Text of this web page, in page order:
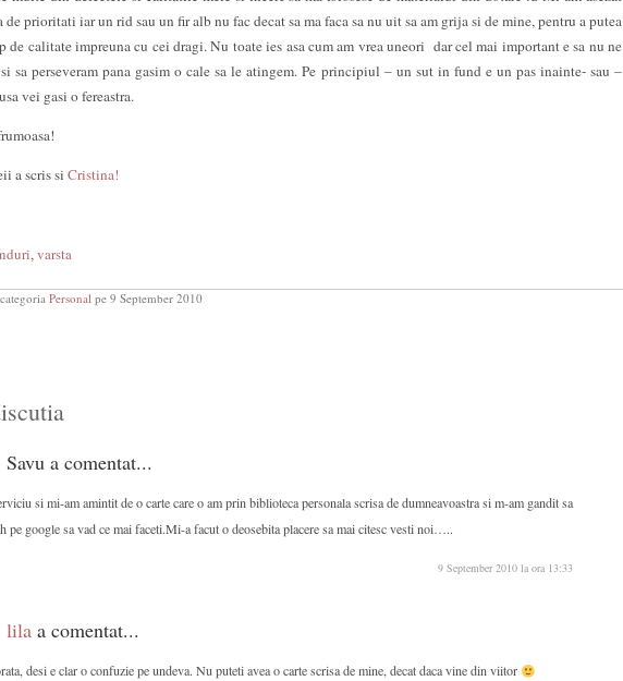
prioritati iar un rid sau un fir alb nu fac decat sa ma faca sa nu uit sa am grija si de mine, pentru a putea
de calitate impreuna cu cei dragi. Nu toate ies asa cum am vrea uneori dar cel mai important e sa nu ne
sa perseveram pana gasim o cale sa le atingem. Pe principiul – un sut in fund e un pas inainte- sau –
vei gasi o fereastra.
a scris si Cristina!
,varsta
Personal pe 9 September 2010
Savu a comentat...
si mi-am amintit de o carte care o am prin biblioteca personala scrisa de dumneavoastra si m-am gandit sa
pe google sa vad ce mai faceti.Mi-a facut o deosebita placere sa mai citesc vesti noi…..
9 September 2010 la ora 13:33
lila a comentat...
desi e clar o confuzie pe undeva. Nu puteti avea o carte scrisa de mine, decat daca vine din viitor